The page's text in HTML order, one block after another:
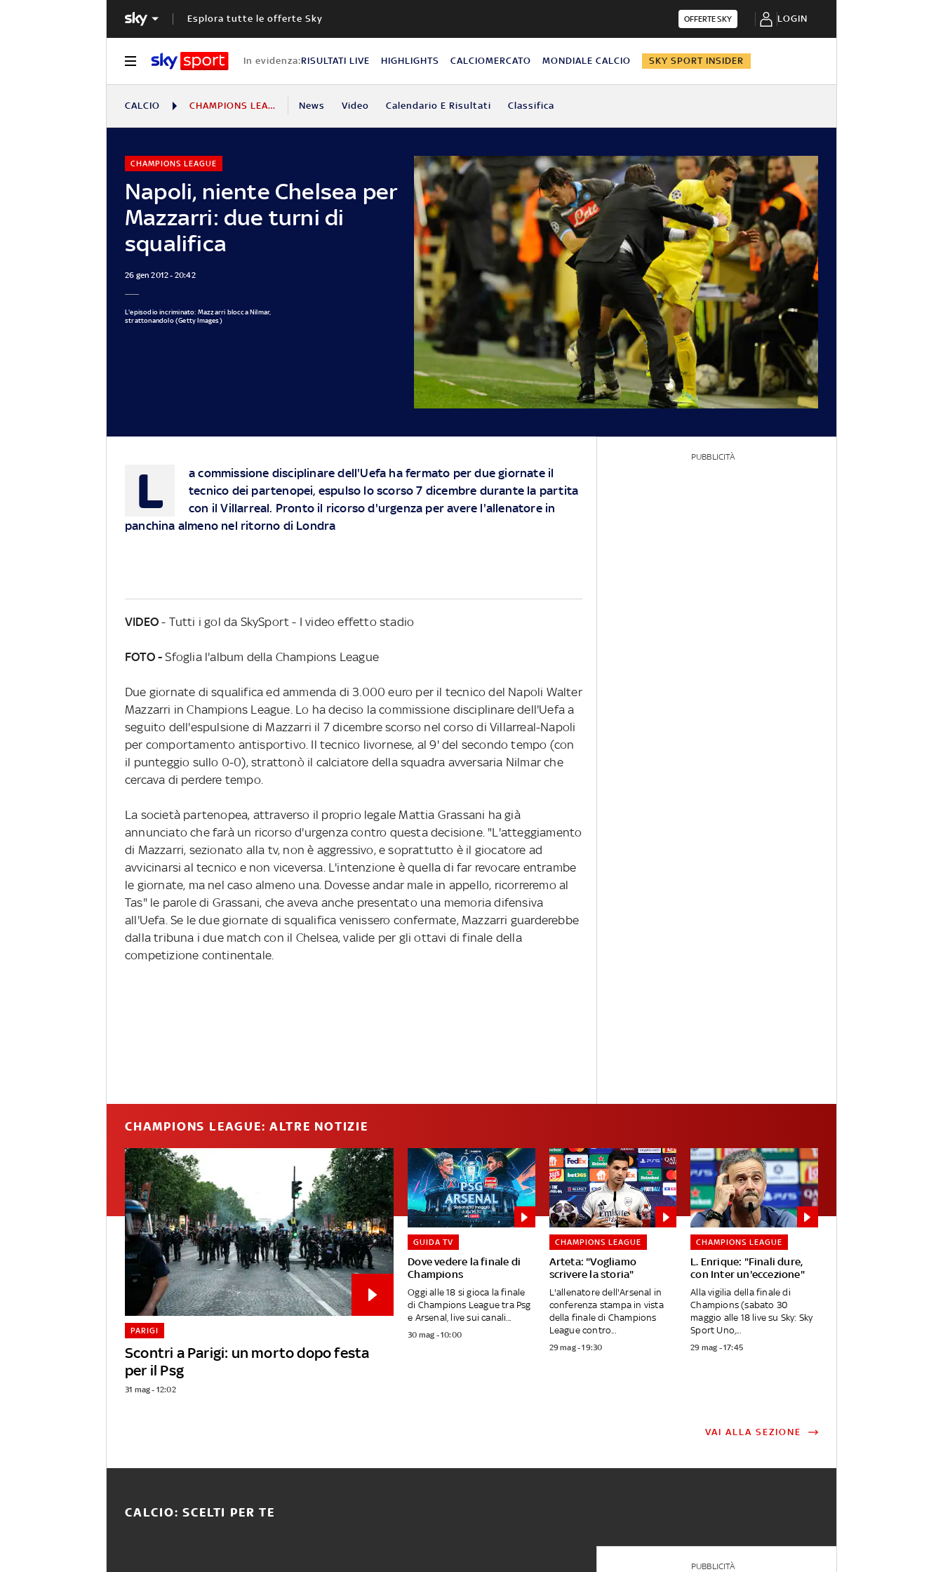
Esplora tutte le offerte Sky OFFERTE SKY LOGIN
In evidenza:RISULTATI LIVE HIGHLIGHTS CALCIOMERCATO MONDIALE CALCIO SKY SPORT INSIDER
CALCIO CHAMPIONS LEAGUE News Video Calendario E Risultati Classifica
Napoli, niente Chelsea per
Mazzarri: due turni di
squalifica
CHAMPIONS LEAGUE
26 gen 2012 - 20:42
L'episodio incriminato: Mazzarri blocca Nilmar,
strattonandolo (Getty Images)
L
a commissione disciplinare dell'Uefa ha fermato per due giornate il
tecnico dei partenopei, espulso lo scorso 7 dicembre durante la partita
con il Villarreal. Pronto il ricorso d'urgenza per avere l'allenatore in
panchina almeno nel ritorno di Londra
VIDEO- Tutti i gol da SkySport - I video effetto stadio
FOTO - Sfoglia l'album della Champions League
Due giornate di squalifica ed ammenda di 3.000 euro per il tecnico del Napoli Walter
Mazzarri in Champions League. Lo ha deciso la commissione disciplinare dell'Uefa a
seguito dell'espulsione di Mazzarri il 7 dicembre scorso nel corso di Villarreal-Napoli
per comportamento antisportivo. Il tecnico livornese, al 9' del secondo tempo (con
il punteggio sullo 0-0), strattonò il calciatore della squadra avversaria Nilmar che
cercava di perdere tempo.
La società partenopea, attraverso il proprio legale Mattia Grassani ha già
annunciato che farà un ricorso d'urgenza contro questa decisione. "L'atteggiamento
di Mazzarri, sezionato alla tv, non è aggressivo, e soprattutto è il giocatore ad
avvicinarsi al tecnico e non viceversa. L'intenzione è quella di far revocare entrambe
le giornate, ma nel caso almeno una. Dovesse andar male in appello, ricorreremo al
Tas" le parole di Grassani, che aveva anche presentato una memoria difensiva
all'Uefa. Se le due giornate di squalifica venissero confermate, Mazzarri guarderebbe
dalla tribuna i due match con il Chelsea, valide per gli ottavi di finale della
competizione continentale.
PUBBLICITÀ
CHAMPIONS LEAGUE: ALTRE NOTIZIE
Scontri a Parigi: un morto dopo festa
per il Psg
PARIGI
31 mag - 12:02
Dove vedere la finale di
Champions
GUIDA TV
Oggi alle 18 si gioca la finale
di Champions League tra Psg
e Arsenal, live sui canali...
30 mag - 10:00
Arteta: "Vogliamo
scrivere la storia"
CHAMPIONS LEAGUE
L'allenatore dell'Arsenal in
conferenza stampa in vista
della finale di Champions
League contro...
29 mag - 19:30
L. Enrique: "Finali dure,
con Inter un'eccezione"
CHAMPIONS LEAGUE
Alla vigilia della finale di
Champions (sabato 30
maggio alle 18 live su Sky: Sky
Sport Uno,...
29 mag - 17:45
VAI ALLA SEZIONE
CALCIO: SCELTI PER TE
PUBBLICITÀ